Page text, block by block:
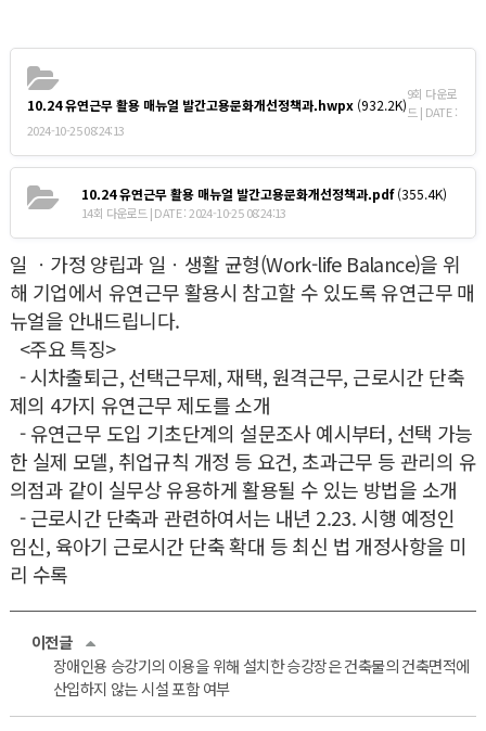
10.24 유연근무 활용 매뉴얼 발간고용문화개선정책과.hwpx(932.2K)
9회 다운로
드 | DATE :
2024-10-25 08:24:13
10.24 유연근무 활용 매뉴얼 발간고용문화개선정책과.pdf(355.4K)
14회 다운로드 | DATE : 2024-10-25 08:24:13
일 ㆍ가정 양립과 일ㆍ생활 균형(Work-life Balance)을 위
해 기업에서 유연근무 활용시 참고할 수 있도록 유연근무 매
뉴얼을 안내드립니다.
<주요 특징>
- 시차출퇴근, 선택근무제, 재택, 원격근무, 근로시간 단축
제의 4가지 유연근무 제도를 소개
- 유연근무 도입 기초단계의 설문조사 예시부터, 선택 가능
한 실제 모델, 취업규칙 개정 등 요건, 초과근무 등 관리의 유
의점과 같이 실무상 유용하게 활용될 수 있는 방법을 소개
- 근로시간 단축과 관련하여서는 내년 2.23. 시행 예정인
임신, 육아기 근로시간 단축 확대 등 최신 법 개정사항을 미
리 수록
이전글
장애인용 승강기의 이용을 위해 설치한 승강장은 건축물의 건축면적에
산입하지 않는 시설 포함 여부